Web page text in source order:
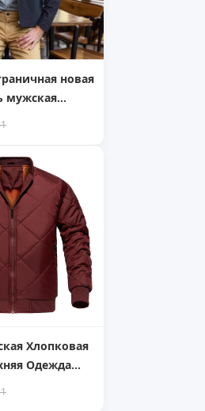
новая
мужская
куртка
Хлопковая
Одежда
и
Размер